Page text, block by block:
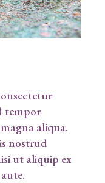
tempor
aliqua.
nostrud
ut aliquip ex